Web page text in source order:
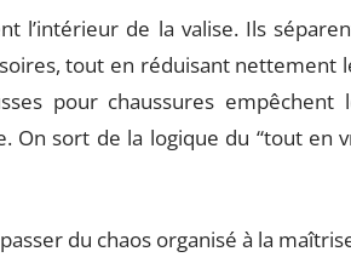
l’intérieur de la valise. Ils
tout en réduisant nettement
pour chaussures empêchent
On sort de la logique du “tout en
du chaos organisé à la